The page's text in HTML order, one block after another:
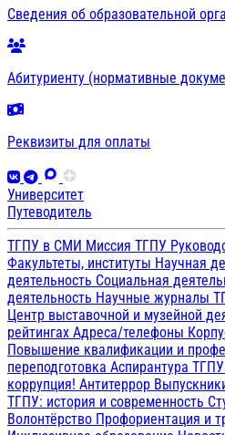
Сведения об образовательной
Абитуриенту (нормативные
Реквизиты для оплаты
Университет
Путеводитель
ТГПУ в СМИ Миссия ТГПУ
Факультеты, институты Научная
деятельность Социальная
деятельность Научные журналы
Центр выставочной и музейной
рейтингах Адреса/телефоны
Повышение квалификации и
переподготовка Аспирантура ТГПУ
коррупция! Антитеррор
ТГПУ: история и современность
Волонтёрство Профориентация и